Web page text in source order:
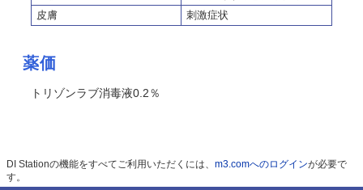
皮膚
刺激症状
薬価
トリゾンラブ消毒液0.2％
DI Stationの機能をすべてご利用いただくには、 m3.comへのログインが必要で
す。